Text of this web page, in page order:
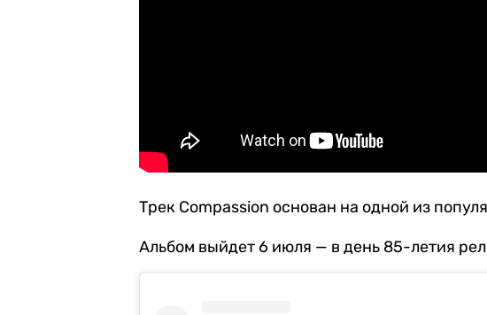
Трек Compassion основан на одной из
Альбом выйдет 6 июля — в день 85-летия